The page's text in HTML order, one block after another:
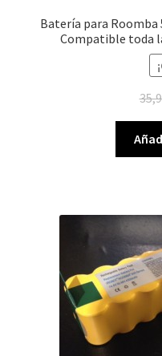
Batería para Roomba
Compatible toda